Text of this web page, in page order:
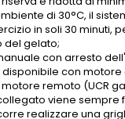
di 30°C, il
in soli 30 minuti,
del gelato;
con arresto
con
remoto (UCR
viene sempre
realizzare una